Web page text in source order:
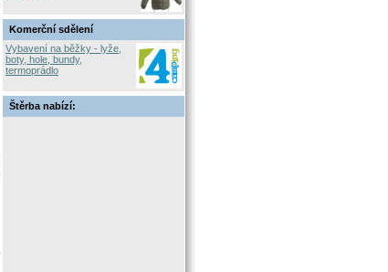
Komerční sdělení
Vybavení na běžky - lyže,
boty, hole, bundy,
termoprádlo
Štěrba nabízí: